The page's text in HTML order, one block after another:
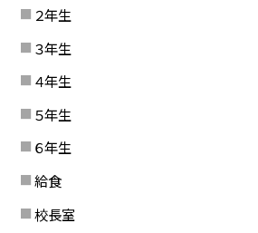
２年生
３年生
４年生
５年生
６年生
給食
校長室